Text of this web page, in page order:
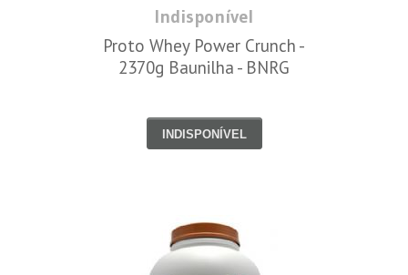
Indisponível
Proto Whey Power Crunch -
2370g Baunilha - BNRG
INDISPONÍVEL